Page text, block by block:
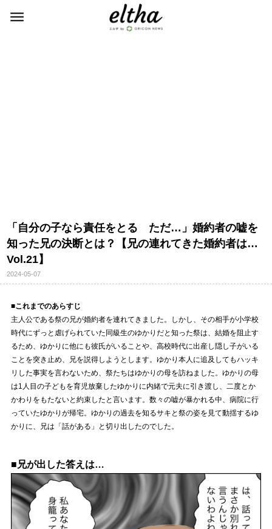
「自分の子なら責任をとる ただ…」婚約者の嘘を
知った兄の決断とは？【兄の連れてきた婚約者は…
Vol.21】
2024-05-07
■これまでのあらすじ
主人公である祭の兄が婚約者を連れてきました。しかし、その相手が小学校
時代にずっと虐げられていた同級生のゆかりだと知った祭は、結婚を阻止す
るため、ゆかりに他にも彼氏がいることや、高校時代に出産し隠し子がいる
ことを突き止め、兄を説得しようとします。ゆかり本人に追及してもハッキ
リした事実を言わないため、祭たちはゆかりの母を訪ねました。ゆかりの母
は1人目の子どもを育児放棄したゆかりに内緒で元夫に引き渡し、二度とか
かわりをもたないと約束したと言います。数々の嘘が暴かれる中、病院に行
っていたゆかりが帰宅。ゆかりの過去を知るサキと祭の姿を見て動揺するゆ
かりに、兄は「話がある」と切り出したのでした。
■兄が出した答えは…